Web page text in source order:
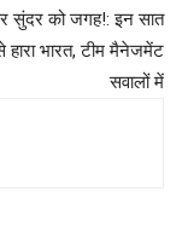
सुंदर को जगह!: इन सात
हारा भारत, टीम मैनेजमेंट
सवालों में